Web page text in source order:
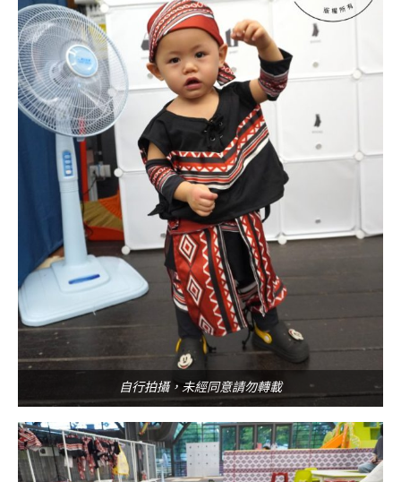
自行拍攝，未經同意請勿轉載